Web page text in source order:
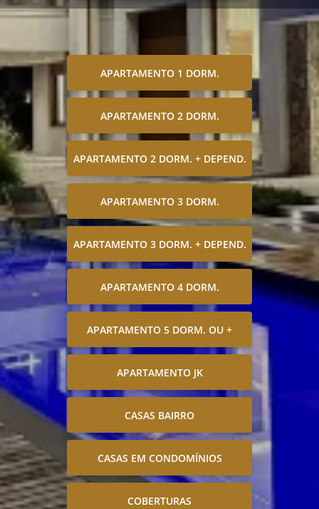
APARTAMENTO 1 DORM.
APARTAMENTO 2 DORM.
APARTAMENTO 2 DORM. + DEPEND.
APARTAMENTO 3 DORM.
APARTAMENTO 3 DORM. + DEPEND.
APARTAMENTO 4 DORM.
APARTAMENTO 5 DORM. OU +
APARTAMENTO JK
CASAS BAIRRO
CASAS EM CONDOMÍNIOS
COBERTURAS